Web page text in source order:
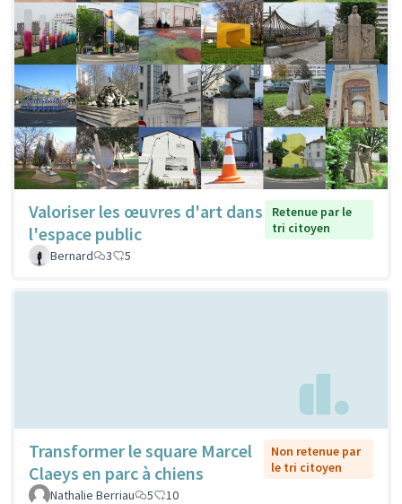
Valoriser les œuvres d'art dans
l'espace public
Retenue par le
tri citoyen
Bernard
3 5
Transformer le square Marcel
Claeys en parc à chiens
Non retenue par
le tri citoyen
Nathalie Berriau
5 10